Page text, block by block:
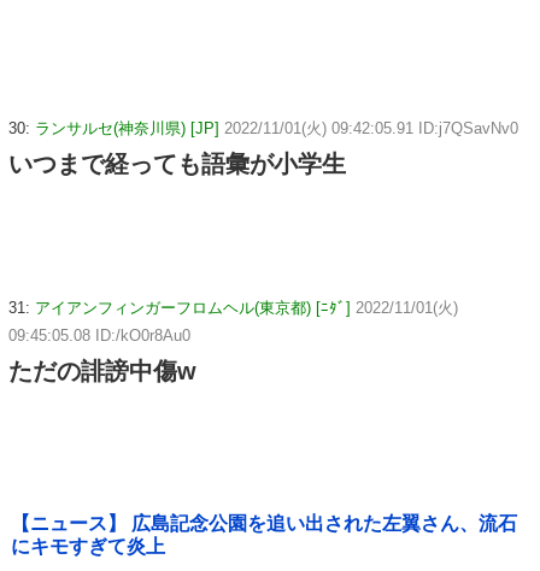
30: ランサルセ(神奈川県) [JP] 2022/11/01(火) 09:42:05.91 ID:j7QSavNv0
いつまで経っても語彙が小学生
31: アイアンフィンガーフロムヘル(東京都) [ﾆﾀﾞ] 2022/11/01(火)
09:45:05.08 ID:/kO0r8Au0
ただの誹謗中傷w
【ニュース】 広島記念公園を追い出された左翼さん、流石
にキモすぎて炎上